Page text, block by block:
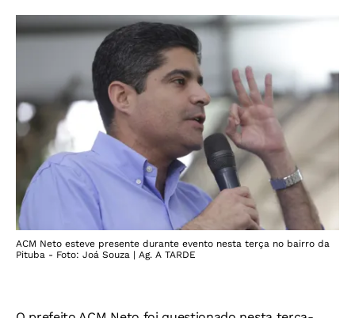
ACM Neto esteve presente durante evento nesta terça no bairro da
Pituba - Foto: Joá Souza | Ag. A TARDE